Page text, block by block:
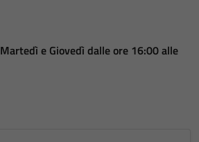
Martedì e Giovedì dalle ore 16:00 alle